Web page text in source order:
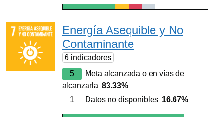
Energía Asequible y No
Contaminante
6 indicadores
5
Meta alcanzada o en vías de
alcanzarla 83.33%
1
Datos no disponibles 16.67%